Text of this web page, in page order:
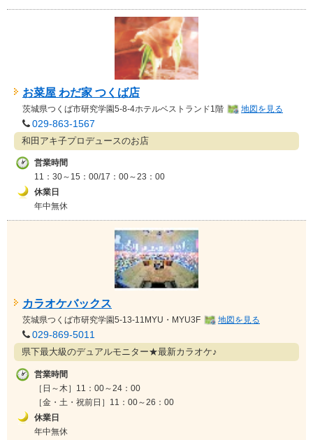
お菜屋 わだ家 つくば店
茨城県つくば市研究学園5-8-4ホテルベストランド1階 地図を見る
029-863-1567
和田アキ子プロデュースのお店
営業時間
11：30～15：00/17：00～23：00
休業日
年中無休
カラオケバックス
茨城県つくば市研究学園5-13-11MYU・MYU3F 地図を見る
029-869-5011
県下最大級のデュアルモニター★最新カラオケ♪
営業時間
［日～木］11：00～24：00
［金・土・祝前日］11：00～26：00
休業日
年中無休